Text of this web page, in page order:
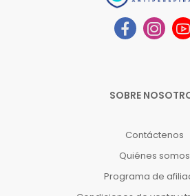
SOBRE
Contáctenos
Quiénes somos
Programa de